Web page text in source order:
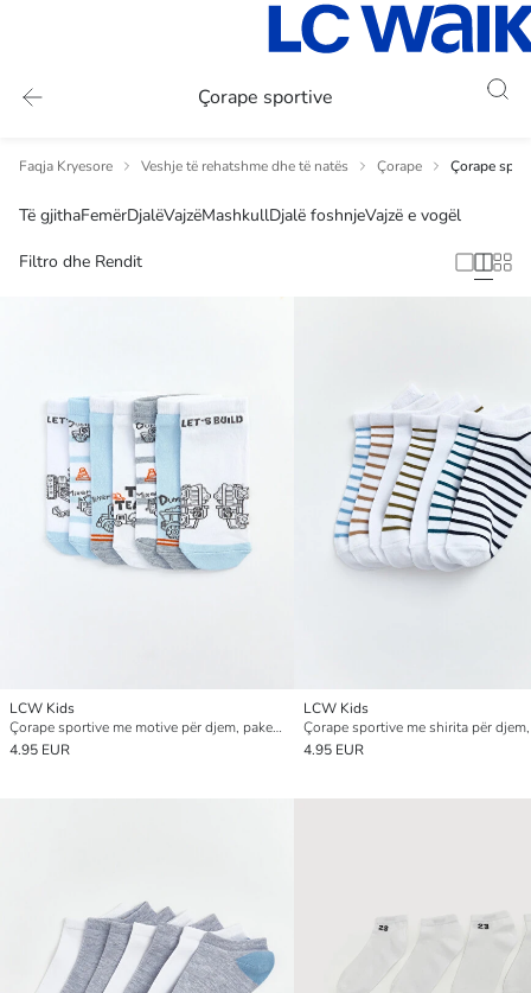
Çorape sportive
Faqja Kryesore Veshje të rehatshme dhe të natës Çorape Çorape
Të gjithaFemërDjalëVajzëMashkullDjalë foshnjeVajzë e vogël
Filtro dhe Rendit
LCW Kids
Çorape sportive me motive për djem, paketim 7-copësh
4.95 EUR
LCW Kids
4.95 EUR